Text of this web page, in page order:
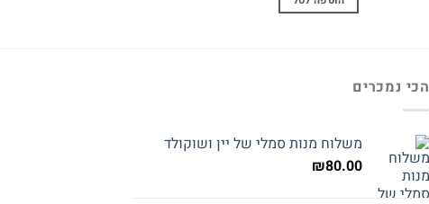
הכי נמכרים
משלוח מנות סמלי של יין ושוקולד
₪80.00